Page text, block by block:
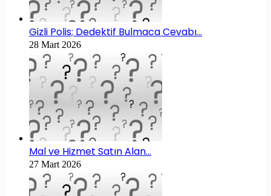
Gizli Polis; Dedektif Bulmaca Cevabı…
28 Mart 2026
Mal ve Hizmet Satın Alan…
27 Mart 2026